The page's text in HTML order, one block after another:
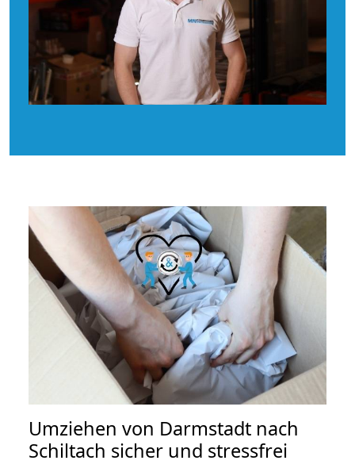
Umziehen von Darmstadt nach
Schiltach sicher und stressfrei